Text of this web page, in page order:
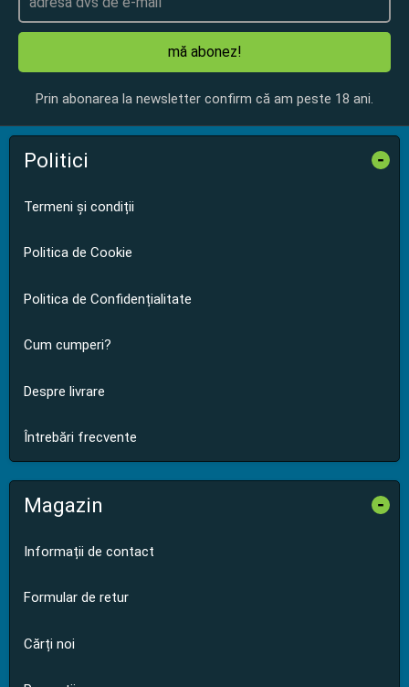
mă abonez!
Prin abonarea la newsletter confirm că am peste 18 ani.
Politici -
Termeni și condiții
Politica de Cookie
Politica de Confidențialitate
Cum cumperi?
Despre livrare
Întrebări frecvente
Magazin -
Informații de contact
Formular de retur
Cărți noi